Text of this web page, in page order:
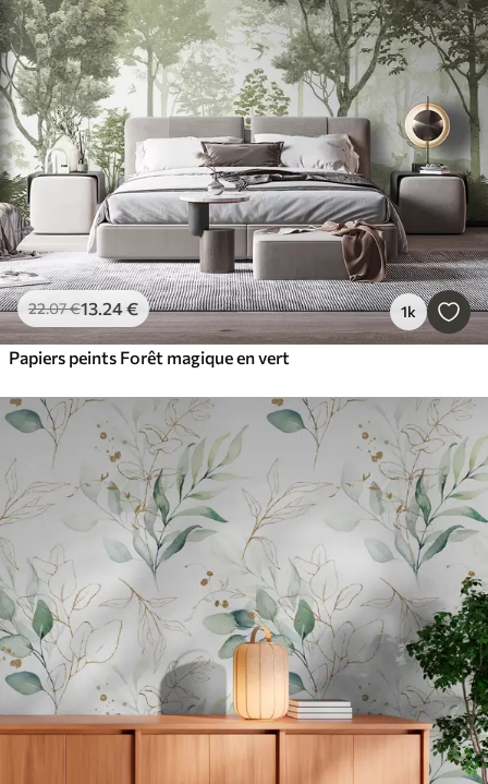
22.07€13.24€ 1k
Papiers peints Forêt magique en vert